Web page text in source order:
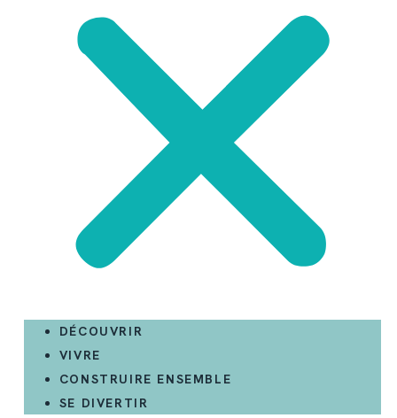
DÉCOUVRIR
VIVRE
CONSTRUIRE ENSEMBLE
SE DIVERTIR